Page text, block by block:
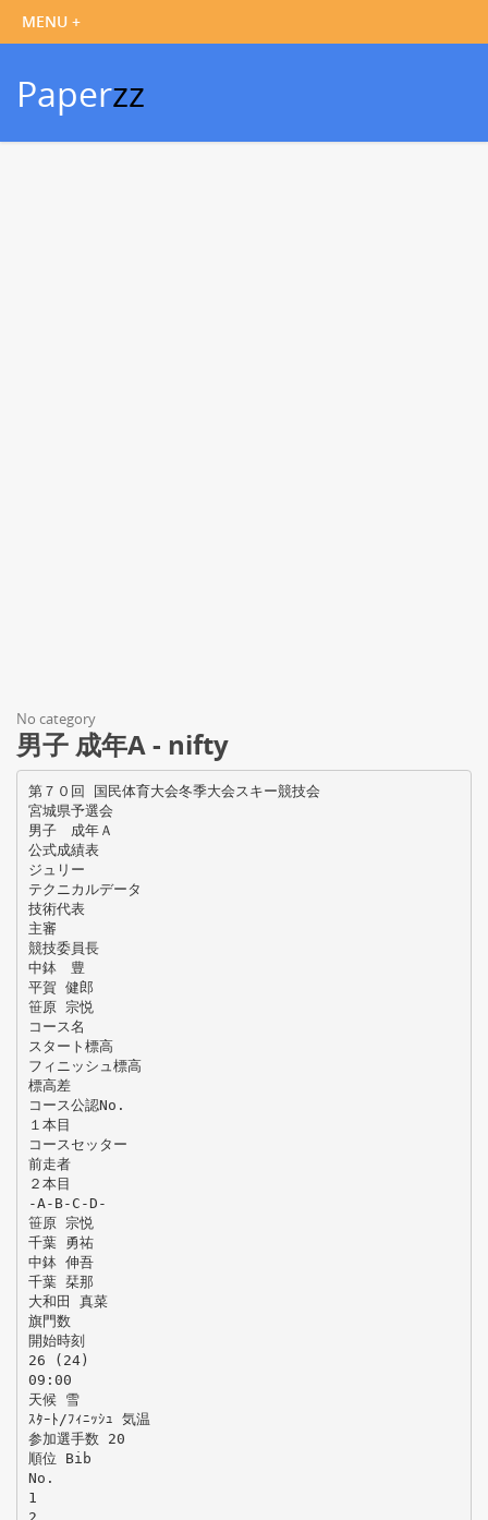
Paperzz
No category
男子 成年A - nifty
第７０回 国民体育大会冬季大会スキー競技会
宮城県予選会
男子 成年Ａ
公式成績表
ジュリー
テクニカルデータ
技術代表
主審
競技委員長
中鉢 豊
平賀 健郎
笹原 宗悦
コース名
スタート標高
フィニッシュ標高
標高差
コース公認No.
１本目
コースセッター
前走者
２本目
-A-B-C-D-
笹原 宗悦
千葉 勇祐
中鉢 伸吾
千葉 栞那
大和田 真菜
旗門数
開始時刻
26 (24)
09:00
天候 雪
ｽﾀｰﾄ/ﾌｨﾆｯｼｭ 気温
参加選手数 20
順位 Bib
No.
1
2